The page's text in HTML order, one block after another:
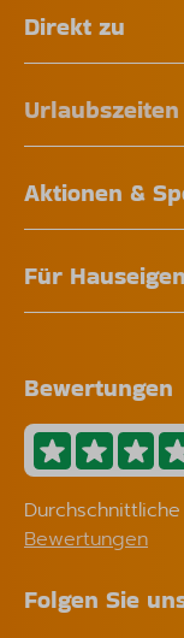
Direkt zu
Urlaubszeiten
Aktionen &
Für
Bewertungen
Bewertungen
Folgen Sie